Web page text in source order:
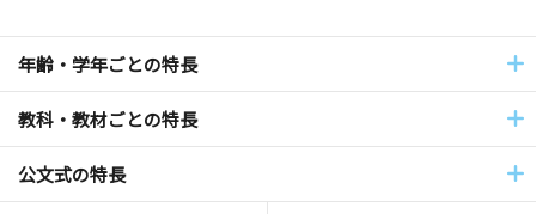
年齢・学年ごとの特長
教科・教材ごとの特長
公文式の特長